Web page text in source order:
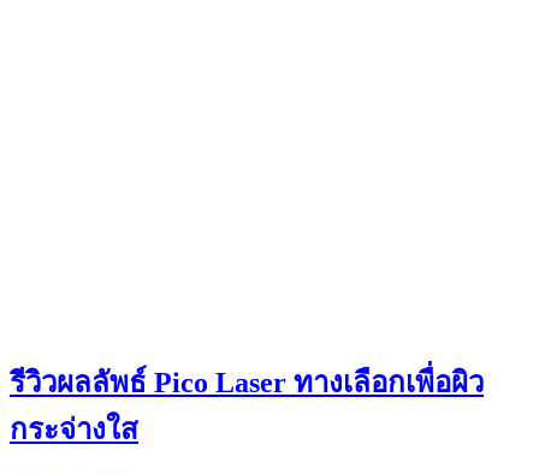
รีวิวผลลัพธ์ Pico Laser ทางเลือกเพื่อผิว
กระจ่างใส